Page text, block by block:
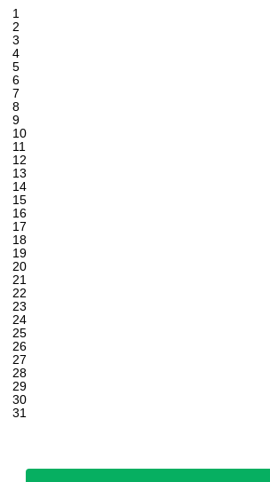
1
2
3
4
5
6
7
8
9
10
11
12
13
14
15
16
17
18
19
20
21
22
23
24
25
26
27
28
29
30
31